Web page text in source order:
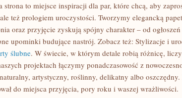
I
NIETYPOWE
CEREMONIE
strona to miejsce inspiracji dla par, które chcą, aby
też prologiem uroczystości. Tworzymy elegancką
oraz przyjęcie zyskują spójny charakter – od
upominki budujące nastrój. Zobacz też: Stylizacje i
ślubne. W świecie, w którym detale robią różnicę,
projektach łączymy ponadczasowość z
artystyczny, roślinny, delikatny albo
do miejsca przyjęcia, pory roku i waszej wrażliwości.